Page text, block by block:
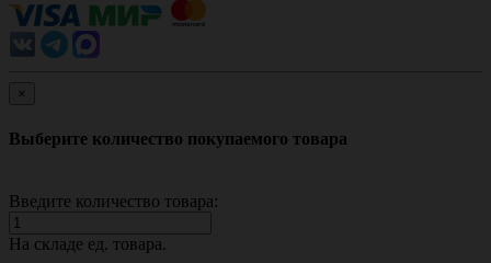
×
Выберите количество покупаемого товара
Введите количество товара:
На складе ед. товара.